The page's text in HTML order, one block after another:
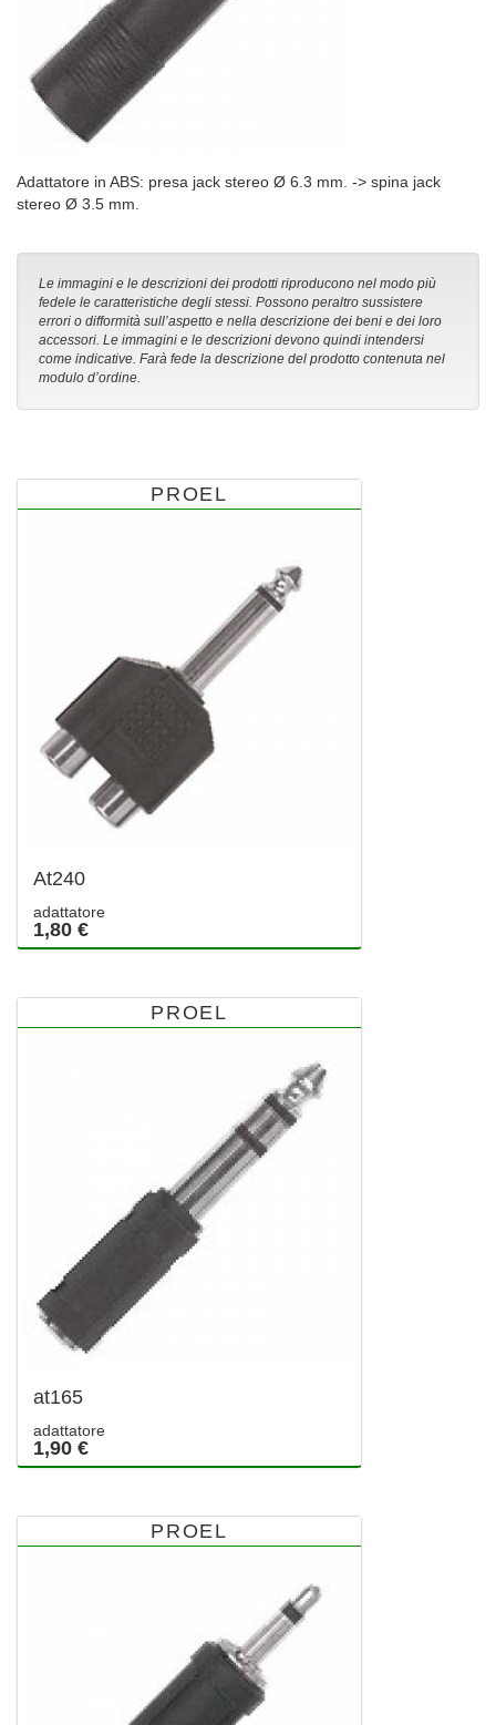
Adattatore in ABS: presa jack stereo Ø 6.3 mm. -> spina jack
stereo Ø 3.5 mm.
Le immagini e le descrizioni dei prodotti riproducono nel modo più
fedele le caratteristiche degli stessi. Possono peraltro sussistere
errori o difformità sull’aspetto e nella descrizione dei beni e dei loro
accessori. Le immagini e le descrizioni devono quindi intendersi
come indicative. Farà fede la descrizione del prodotto contenuta nel
modulo d’ordine.
PROEL
At240
adattatore
1,80 €
PROEL
at165
adattatore
1,90 €
PROEL